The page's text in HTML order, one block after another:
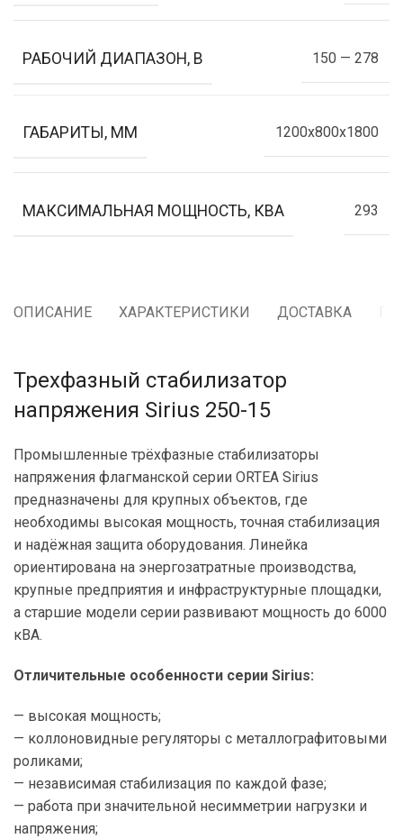
РАБОЧИЙ ДИАПАЗОН, В 150 — 278
ГАБАРИТЫ, ММ 1200x800x1800
МАКСИМАЛЬНАЯ МОЩНОСТЬ, КВА 293
ОПИСАНИЕ ХАРАКТЕРИСТИКИ ДОСТАВКА
Трехфазный стабилизатор
напряжения Sirius 250-15
Промышленные трёхфазные стабилизаторы
напряжения флагманской серии ORTEA Sirius
предназначены для крупных объектов, где
необходимы высокая мощность, точная стабилизация
и надёжная защита оборудования. Линейка
ориентирована на энергозатратные производства,
крупные предприятия и инфраструктурные площадки,
а старшие модели серии развивают мощность до 6000
кВА.
Отличительные особенности серии Sirius:
— высокая мощность;
— коллоновидные регуляторы с металлографитовыми
роликами;
— независимая стабилизация по каждой фазе;
— работа при значительной несимметрии нагрузки и
напряжения;